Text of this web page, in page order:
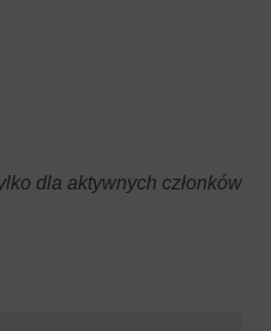
dla aktywnych członków